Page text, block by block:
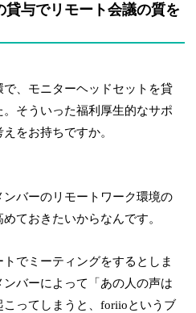
貸与でリモート会議の質を
、モニターヘッドセットを貸
そういった福利厚生的なサポ
をお持ちですか。
バーのリモートワーク環境の
ておきたいからなんです。
でミーティングをするとしま
バーによって「あの人の声は
ってしまうと、foriioというブ